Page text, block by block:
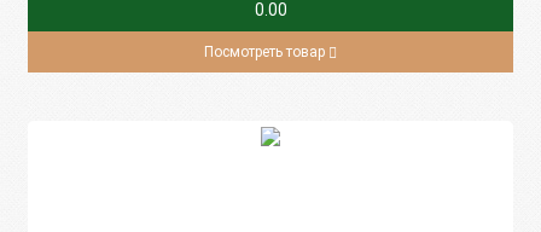
0.00
Посмотреть товар